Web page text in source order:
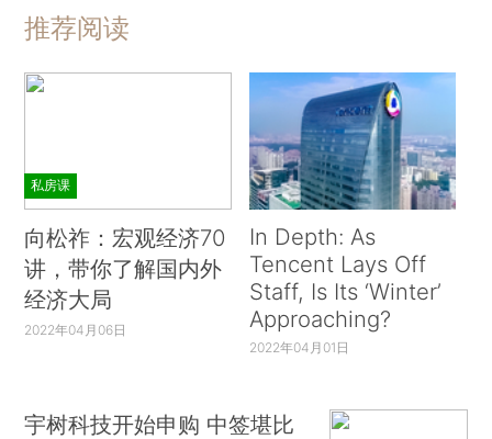
推荐阅读
私房课
向松祚：宏观经济70
讲，带你了解国内外
经济大局
2022年04月06日
In Depth: As
Tencent Lays Off
Staff, Is Its ‘Winter’
Approaching?
2022年04月01日
宇树科技开始申购 中签堪比